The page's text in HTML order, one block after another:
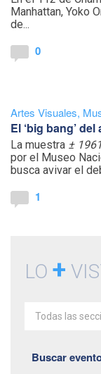
Manhattan, Yoko
de...
0
Artes Visuales,
El ‘big bang’
La muestra ±
por el Museo
busca avivar el
1
LO +
Todas las
Buscar